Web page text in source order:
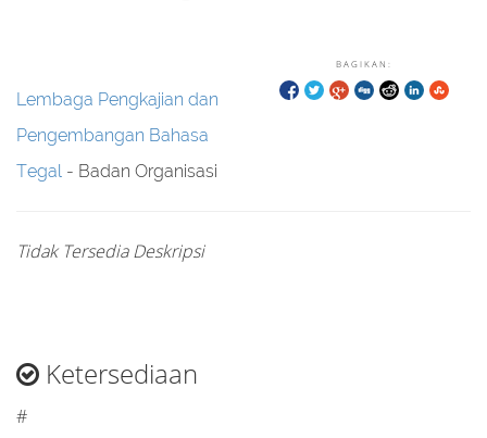
BAGIKAN:
Lembaga Pengkajian dan
Pengembangan Bahasa
Tegal - Badan Organisasi
Tidak Tersedia Deskripsi
Ketersediaan
#